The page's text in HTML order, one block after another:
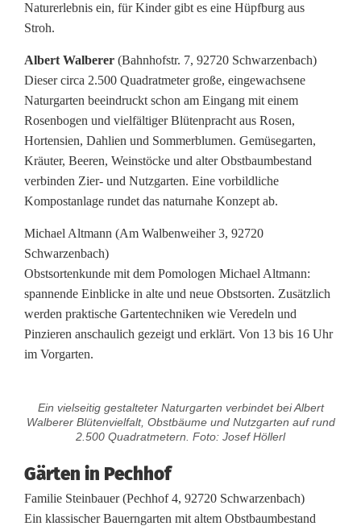
Naturerlebnis ein, für Kinder gibt es eine Hüpfburg aus
Stroh.
Albert Walberer (Bahnhofstr. 7, 92720 Schwarzenbach)
Dieser circa 2.500 Quadratmeter große, eingewachsene
Naturgarten beeindruckt schon am Eingang mit einem
Rosenbogen und vielfältiger Blütenpracht aus Rosen,
Hortensien, Dahlien und Sommerblumen. Gemüsegarten,
Kräuter, Beeren, Weinstöcke und alter Obstbaumbestand
verbinden Zier- und Nutzgarten. Eine vorbildliche
Kompostanlage rundet das naturnahe Konzept ab.
Michael Altmann (Am Walbenweiher 3, 92720
Schwarzenbach)
Obstsortenkunde mit dem Pomologen Michael Altmann:
spannende Einblicke in alte und neue Obstsorten. Zusätzlich
werden praktische Gartentechniken wie Veredeln und
Pinzieren anschaulich gezeigt und erklärt. Von 13 bis 16 Uhr
im Vorgarten.
Ein vielseitig gestalteter Naturgarten verbindet bei Albert
Walberer Blütenvielfalt, Obstbäume und Nutzgarten auf rund
2.500 Quadratmetern. Foto: Josef Höllerl
Gärten in Pechhof
Familie Steinbauer (Pechhof 4, 92720 Schwarzenbach)
Ein klassischer Bauerngarten mit altem Obstbaumbestand